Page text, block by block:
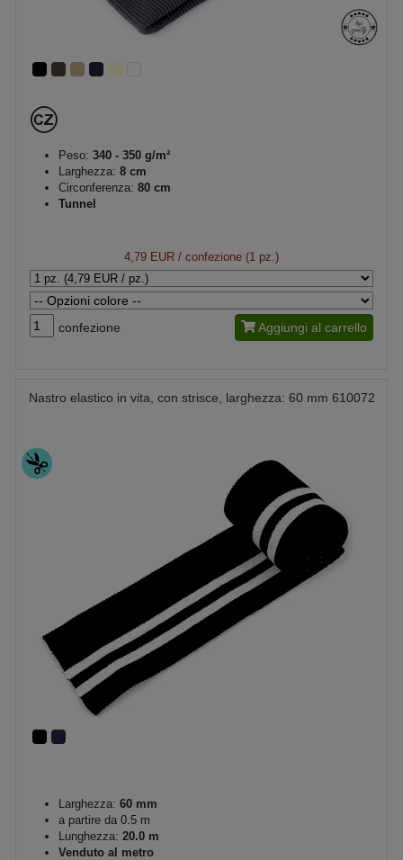
Peso: 340 - 350 g/m²
Larghezza: 8 cm
Circonferenza: 80 cm
Tunnel
4,79 EUR / confezione (1 pz.)
confezione Aggiungi al carrello
Nastro elastico in vita, con strisce, larghezza: 60 mm 610072
Larghezza: 60 mm
a partire da 0.5 m
Lunghezza: 20.0 m
Venduto al metro